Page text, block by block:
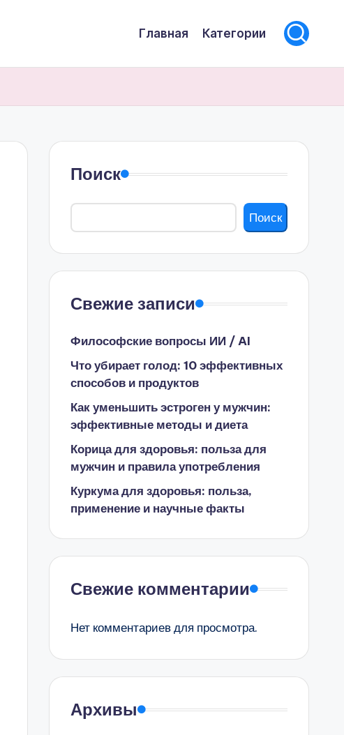
Главная Категории
Поиск
Поиск
Свежие записи
Философские вопросы ИИ / AI
Что убирает голод: 10 эффективных
способов и продуктов
Как уменьшить эстроген у мужчин:
эффективные методы и диета
Корица для здоровья: польза для
мужчин и правила употребления
Куркума для здоровья: польза,
применение и научные факты
Свежие комментарии
Нет комментариев для просмотра.
Архивы